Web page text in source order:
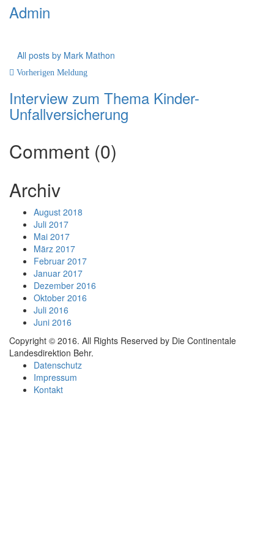
Admin
All posts by Mark Mathon
Vorherigen Meldung
Interview zum Thema Kinder-
Unfallversicherung
Comment (0)
Archiv
August 2018
Juli 2017
Mai 2017
März 2017
Februar 2017
Januar 2017
Dezember 2016
Oktober 2016
Juli 2016
Juni 2016
Copyright © 2016. All Rights Reserved by Die Continentale
Landesdirektion Behr.
Datenschutz
Impressum
Kontakt